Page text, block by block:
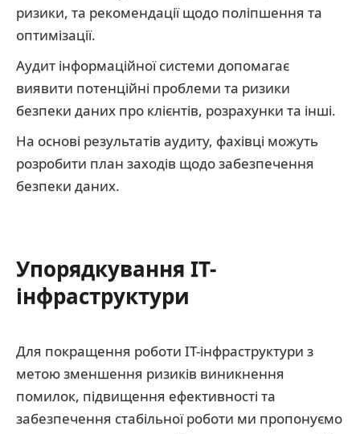
ризики, та рекомендації щодо поліпшення та
оптимізації.
Аудит інформаційної системи допомагає
виявити потенційні проблеми та ризики
безпеки даних про клієнтів, розрахунки та інші.
На основі результатів аудиту, фахівці можуть
розробити план заходів щодо забезпечення
безпеки даних.
Упорядкування IT-
інфраструктури
Для покращення роботи IT-інфраструктури з
метою зменшення ризиків виникнення
помилок, підвищення ефективності та
забезпечення стабільної роботи ми пропонуємо